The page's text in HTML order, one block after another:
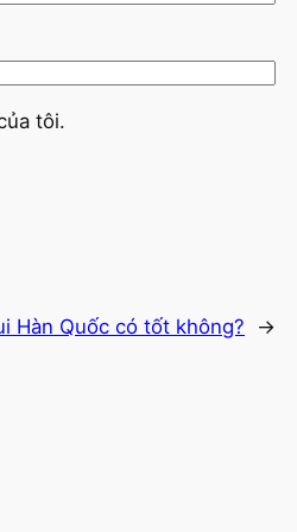
tôi.
Hàn Quốc có tốt không? →